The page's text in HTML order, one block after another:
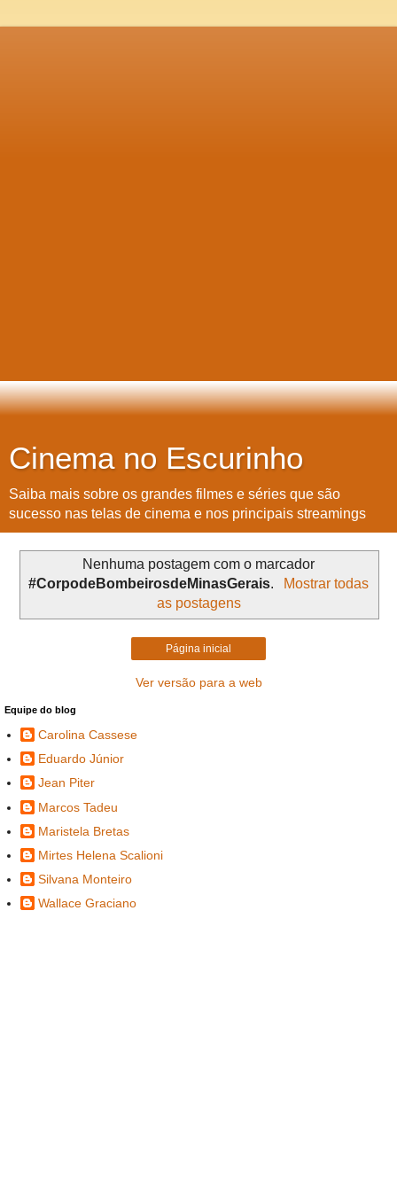
Cinema no Escurinho
Saiba mais sobre os grandes filmes e séries que são
sucesso nas telas de cinema e nos principais streamings
Nenhuma postagem com o marcador
#CorpodeBombeirosdeMinasGerais.
Mostrar todas
as postagens
Página inicial
Ver versão para a web
Equipe do blog
Carolina Cassese
Eduardo Júnior
Jean Piter
Marcos Tadeu
Maristela Bretas
Mirtes Helena Scalioni
Silvana Monteiro
Wallace Graciano